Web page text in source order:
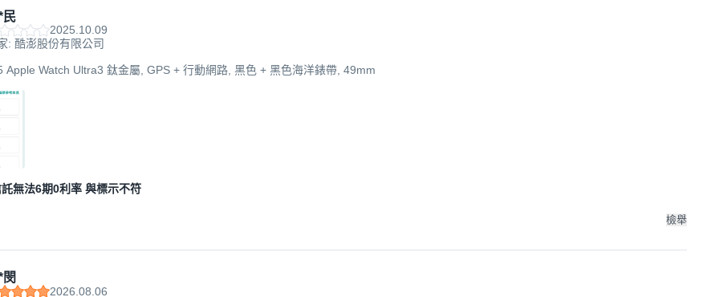
民
2025.10.09
: 酷澎股份有限公司
Apple Watch Ultra3 鈦金屬, GPS + 行動網路, 黑色 + 黑色海洋錶帶, 49mm
無法6期0利率 與標示不符
檢舉
閔
2026.08.06